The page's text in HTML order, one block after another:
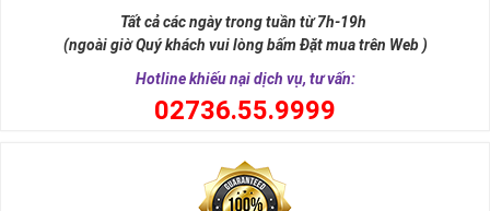
Tất cả các ngày trong tuần từ 7h-19h
(ngoài giờ Quý khách vui lòng bấm Đặt mua trên Web )
Hotline khiếu nại dịch vụ, tư vấn:
02736.55.9999